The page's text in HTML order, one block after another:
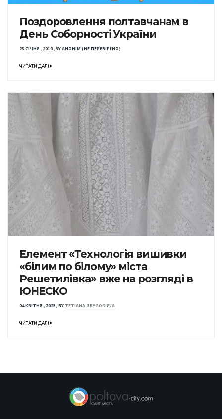
Поздоровлення полтавчанам в
День Соборності України
23 СІЧНЯ , 2019,BYАНОНІМ (НЕ ПЕРЕВІРЕНО)
ЧИТАТИ ДАЛІ
Елемент «Технологія вишивки
«білим по білому» міста
Решетилівка» вже на розгляді в
ЮНЕСКО
04 КВІТНЯ , 2023 ,BY TETIANA GRYGORIEVA
ЧИТАТИ ДАЛІ